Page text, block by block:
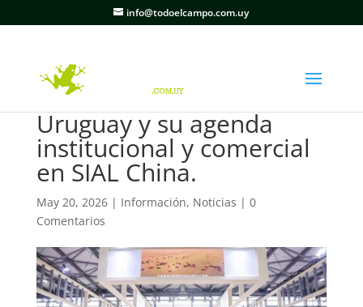
info@todoelcampo.com.uy
Uruguay y su agenda
institucional y comercial
en SIAL China.
May 20, 2026| Información, Noticias | 0
Comentarios